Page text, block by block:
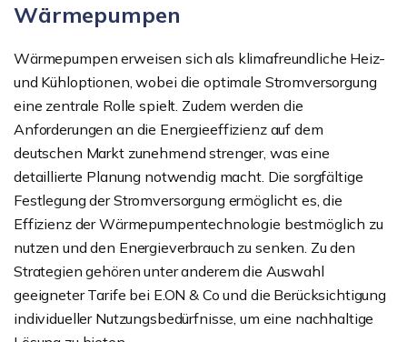
Wärmepumpen
Wärmepumpen erweisen sich als klimafreundliche Heiz-
und Kühloptionen, wobei die optimale Stromversorgung
eine zentrale Rolle spielt. Zudem werden die
Anforderungen an die Energieeffizienz auf dem
deutschen Markt zunehmend strenger, was eine
detaillierte Planung notwendig macht. Die sorgfältige
Festlegung der Stromversorgung ermöglicht es, die
Effizienz der Wärmepumpentechnologie bestmöglich zu
nutzen und den Energieverbrauch zu senken. Zu den
Strategien gehören unter anderem die Auswahl
geeigneter Tarife bei E.ON & Co und die Berücksichtigung
individueller Nutzungsbedürfnisse, um eine nachhaltige